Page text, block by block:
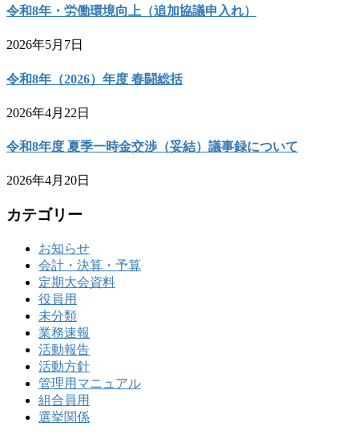
令和8年・労働環境向上（追加協議申入れ）
2026年5月7日
令和8年（2026）年度 春闘総括
2026年4月22日
令和8年度 夏季一時金交渉（妥結）議事録について
2026年4月20日
カテゴリー
お知らせ
会計・決算・予算
定期大会資料
役員用
未分類
業務速報
活動報告
活動方針
管理用マニュアル
組合員用
選挙関係